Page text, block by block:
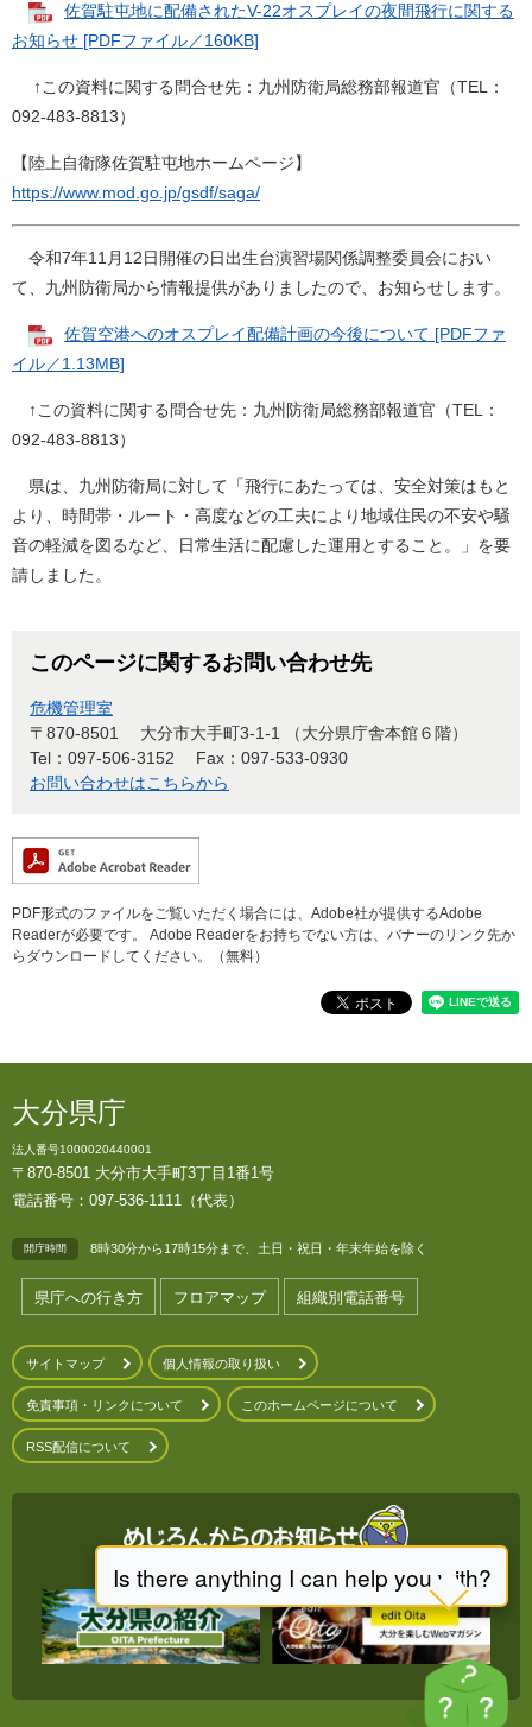
佐賀駐屯地に配備されたV-22オスプレイの夜間飛行に関する
お知らせ [PDFファイル／160KB]
↑この資料に関する問合せ先：九州防衛局総務部報道官（TEL：
092-483-8813）
【陸上自衛隊佐賀駐屯地ホームページ】
https://www.mod.go.jp/gsdf/saga/
令和7年11月12日開催の日出生台演習場関係調整委員会におい
て、九州防衛局から情報提供がありましたので、お知らせします。
佐賀空港へのオスプレイ配備計画の今後について [PDFファ
イル／1.13MB]
↑この資料に関する問合せ先：九州防衛局総務部報道官（TEL：
092-483-8813）
県は、九州防衛局に対して「飛行にあたっては、安全対策はもと
より、時間帯・ルート・高度などの工夫により地域住民の不安や騒
音の軽減を図るなど、日常生活に配慮した運用とすること。」を要
請しました。
このページに関するお問い合わせ先
危機管理室
〒870-8501
大分市大手町3-1-1 （大分県庁舎本館６階）
Tel：097-506-3152
Fax：097-533-0930
お問い合わせはこちらから
PDF形式のファイルをご覧いただく場合には、Adobe社が提供するAdobe
Readerが必要です。
Adobe Readerをお持ちでない方は、バナーのリンク先か
らダウンロードしてください。（無料）
大分県庁
法人番号1000020440001
〒870-8501 大分市大手町3丁目1番1号
電話番号：097-536-1111（代表）
開庁時間 8時30分から17時15分まで、土日・祝日・年末年始を除く
県庁への行き方 フロアマップ 組織別電話番号
サイトマップ 個人情報の取り扱い
免責事項・リンクについて このホームページについて
RSS配信について